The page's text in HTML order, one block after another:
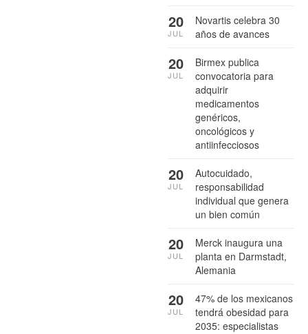
Novartis celebra 30
años de avances
20
JUL
Birmex publica
convocatoria para
adquirir
medicamentos
genéricos,
oncológicos y
antiinfecciosos
20
JUL
Autocuidado,
responsabilidad
individual que genera
un bien común
20
JUL
Merck inaugura una
planta en Darmstadt,
Alemania
20
JUL
47% de los mexicanos
tendrá obesidad para
2035: especialistas
20
JUL